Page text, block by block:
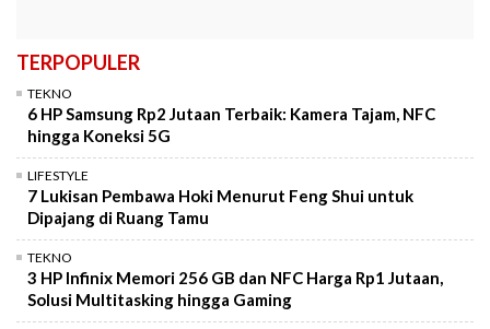
TERPOPULER
TEKNO
6 HP Samsung Rp2 Jutaan Terbaik: Kamera Tajam, NFC
hingga Koneksi 5G
LIFESTYLE
7 Lukisan Pembawa Hoki Menurut Feng Shui untuk
Dipajang di Ruang Tamu
TEKNO
3 HP Infinix Memori 256 GB dan NFC Harga Rp1 Jutaan,
Solusi Multitasking hingga Gaming